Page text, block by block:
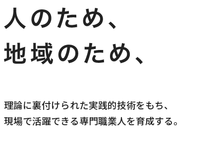
交通アクセス
情報公開
各種取り組み
設置認可・届出関係
刊行物・広報活動
学部
法学部
経営学部
研究・社会連携トップ
研究
社会連携
学生生活
学生生活トップ
キャンパスライフ
学費・奨学金
就職・キャリア
キャリア支援
就職実績
国際交流
国際交流
理論に裏付けられた実践的技術をもち、
現場で活躍できる専門職業人を育成する。